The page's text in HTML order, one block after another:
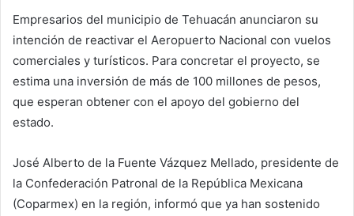
Empresarios del municipio de Tehuacán anunciaron su
intención de reactivar el Aeropuerto Nacional con vuelos
comerciales y turísticos. Para concretar el proyecto, se
estima una inversión de más de 100 millones de pesos,
que esperan obtener con el apoyo del gobierno del
estado.
José Alberto de la Fuente Vázquez Mellado, presidente de
la Confederación Patronal de la República Mexicana
(Coparmex) en la región, informó que ya han sostenido